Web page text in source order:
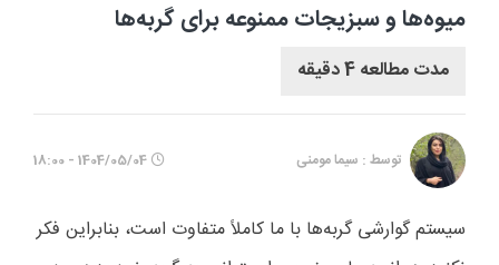
میوه‌ها و سبزیجات ممنوعه برای گربه‌ها
مدت مطالعه 4 دقیقه
توسط : سیما مومنی 1404/05/04 - 18:00
سیستم گوارشی گربه‌ها با ما کاملاً متفاوت است، بنابراین فکر